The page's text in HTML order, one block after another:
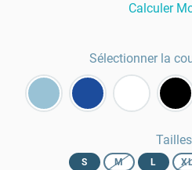
Calculer
Sélectionner la
Tailles
S M L